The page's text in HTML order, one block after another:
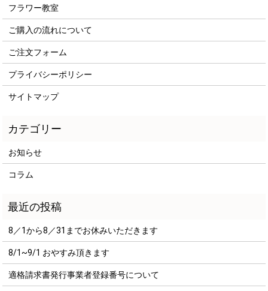
フラワー教室
ご購入の流れについて
ご注文フォーム
プライバシーポリシー
サイトマップ
お知らせ
コラム
8／1から8／31までお休みいただきます
8/1~9/1 おやすみ頂きます
適格請求書発行事業者登録番号について